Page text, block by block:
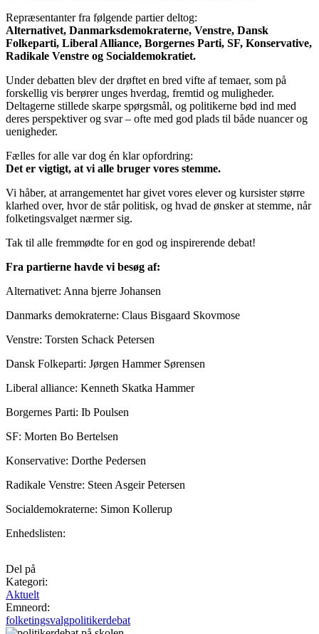
Repræsentanter fra følgende partier deltog:
Alternativet, Danmarksdemokraterne, Venstre, Dansk
Folkeparti, Liberal Alliance, Borgernes Parti, SF, Konservative,
Radikale Venstre og Socialdemokratiet.
Under debatten blev der drøftet en bred vifte af temaer, som på
forskellig vis berører unges hverdag, fremtid og muligheder.
Deltagerne stillede skarpe spørgsmål, og politikerne bød ind med
deres perspektiver og svar – ofte med god plads til både nuancer og
uenigheder.
Fælles for alle var dog én klar opfordring:
Det er vigtigt, at vi alle bruger vores stemme.
Vi håber, at arrangementet har givet vores elever og kursister større
klarhed over, hvor de står politisk, og hvad de ønsker at stemme, når
folketingsvalget nærmer sig.
Tak til alle fremmødte for en god og inspirerende debat!
Fra partierne havde vi besøg af:
Alternativet: Anna bjerre Johansen
Danmarks demokraterne: Claus Bisgaard Skovmose
Venstre: Torsten Schack Petersen
Dansk Folkeparti: Jørgen Hammer Sørensen
Liberal alliance: Kenneth Skatka Hammer
Borgernes Parti: Ib Poulsen
SF: Morten Bo Bertelsen
Konservative: Dorthe Pedersen
Radikale Venstre: Steen Asgeir Petersen
Socialdemokraterne: Simon Kollerup
Enhedslisten:
Del på
Kategori:
Aktuelt
Emneord:
folketingsvalgpolitikerdebat